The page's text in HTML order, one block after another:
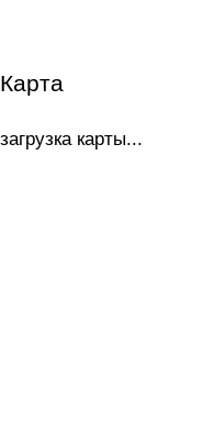
Карта
загрузка карты...